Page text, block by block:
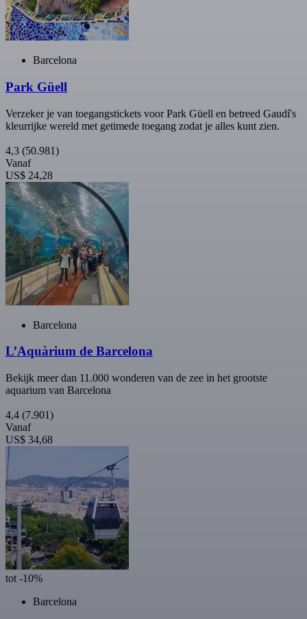
Barcelona
Park Güell
Verzeker je van toegangstickets voor Park Güell en betreed Gaudí's
kleurrijke wereld met getimede toegang zodat je alles kunt zien.
4,3 (50.981)
Vanaf
US$ 24,28
Barcelona
L’Aquàrium de Barcelona
Bekijk meer dan 11.000 wonderen van de zee in het grootste
aquarium van Barcelona
4,4 (7.901)
Vanaf
US$ 34,68
tot -10%
Barcelona